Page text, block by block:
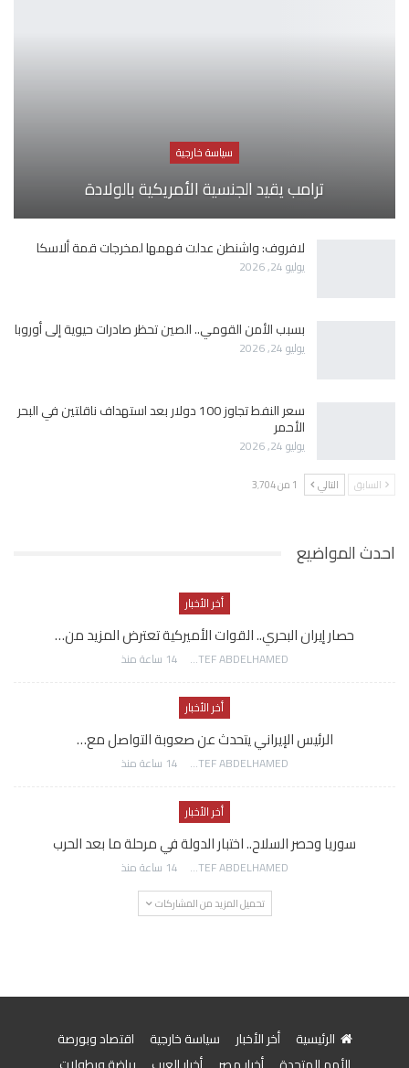
سياسة خارجية
ترامب يقيد الجنسية الأمريكية بالولادة
لافروف: واشنطن عدلت فهمها لمخرجات قمة ألاسكا
يوليو 24, 2026
بسبب الأمن القومي.. الصين تحظر صادرات حيوية إلى أوروبا
يوليو 24, 2026
سعر النفط تجاوز 100 دولار بعد استهداف ناقلتين في البحر
الأحمر
يوليو 24, 2026
السابق التالي 1 من 3٬704
احدث المواضيع
أخر الأخبار
حصار إيران البحري.. القوات الأميركية تعترض المزيد من…
AWATEF ABDELHAMED 14 ساعة منذ
أخر الأخبار
الرئيس الإيراني يتحدث عن صعوبة التواصل مع…
AWATEF ABDELHAMED 14 ساعة منذ
أخر الأخبار
سوريا وحصر السلاح.. اختبار الدولة في مرحلة ما بعد الحرب
AWATEF ABDELHAMED 14 ساعة منذ
تحميل المزيد من المشاركات
الرئيسية أخر الأخبار سياسة خارجية
اقتصاد وبورصة